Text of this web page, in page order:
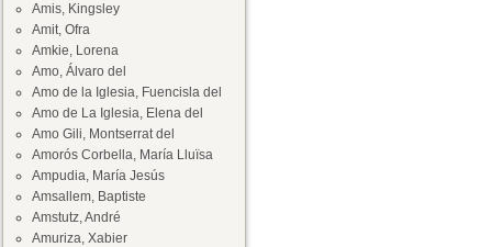
Amis, Kingsley
Amit, Ofra
Amkie, Lorena
Amo, Álvaro del
Amo de la Iglesia, Fuencisla del
Amo de La Iglesia, Elena del
Amo Gili, Montserrat del
Amorós Corbella, María Lluïsa
Ampudia, María Jesús
Amsallem, Baptiste
Amstutz, André
Amuriza, Xabier